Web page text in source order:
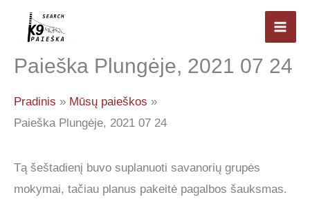
Pereiti
Paieška Plungėje, 2021 07 24
Pradinis
Mūsų paieškos
Paieška Plungėje, 2021 07 24
Tą šeštadienį buvo suplanuoti savanorių grupės
mokymai, tačiau planus pakeitė pagalbos šauksmas.